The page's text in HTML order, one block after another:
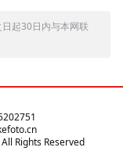
起30日内与本网联
Rights Reserved